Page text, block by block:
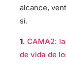
alcance,
sí.
1. CAMA2:
de vida de